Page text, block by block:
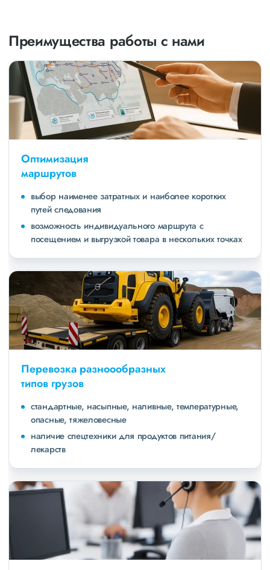
Преимущества работы с нами
Оптимизация
маршрутов
выбор наименее затратных и наиболее коротких
путей следования
возможность индивидуального маршрута с
посещением и выгрузкой товара в нескольких точках
Перевозка разноообразных
типов грузов
стандартные, насыпные, наливные, температурные,
опасные, тяжеловесные
наличие спецтехники для продуктов питания/
лекарств